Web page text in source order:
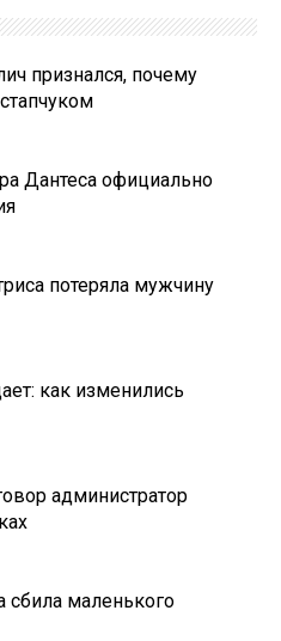
признался, почему
Дантеса официально
потеряла мужчину
как изменились
администратор
сбила маленького